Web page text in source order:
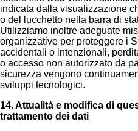
indicata dalla visualizzazione
o del lucchetto nella barra di
Utilizziamo inoltre adeguate
organizzative per proteggere i
accidentali o intenzionali,
o accesso non autorizzato da
sicurezza vengono
sviluppi tecnologici.
14. Attualità e modifica di
trattamento dei dati